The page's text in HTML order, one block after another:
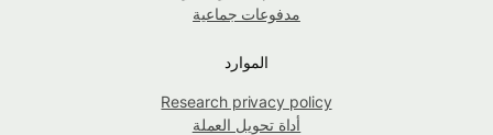
مدفوعات جماعية
الموارد
Research privacy policy
أداة تحويل العملة